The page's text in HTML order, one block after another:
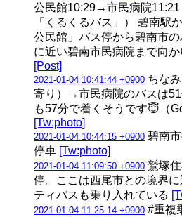
公民館10:29→市民病院11:21
「くるくるバス」） 碧南駅
公民館」バス停から碧南市
に近い碧南市民病院まで向
[Post]
2021-01-04 10:41:44 +0900 ちな
寄り）→市民病院のバスは
も57分で着くそうです😇（
[Tw:photo]
2021-01-04 10:44:15 +0900 碧南
停車 [Tw:photo]
2021-01-04 11:09:50 +0900 鷲塚
停。ここは西尾市との境界
ティバスも乗り入れている
2021-01-04 11:25:14 +0900 #重複